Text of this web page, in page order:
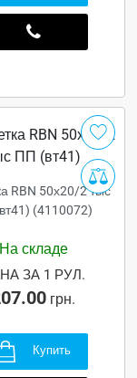
RBN 50х20/2 тыс
(4110072)
На складе
грн.
ЗА 1 РУЛ.
Купить